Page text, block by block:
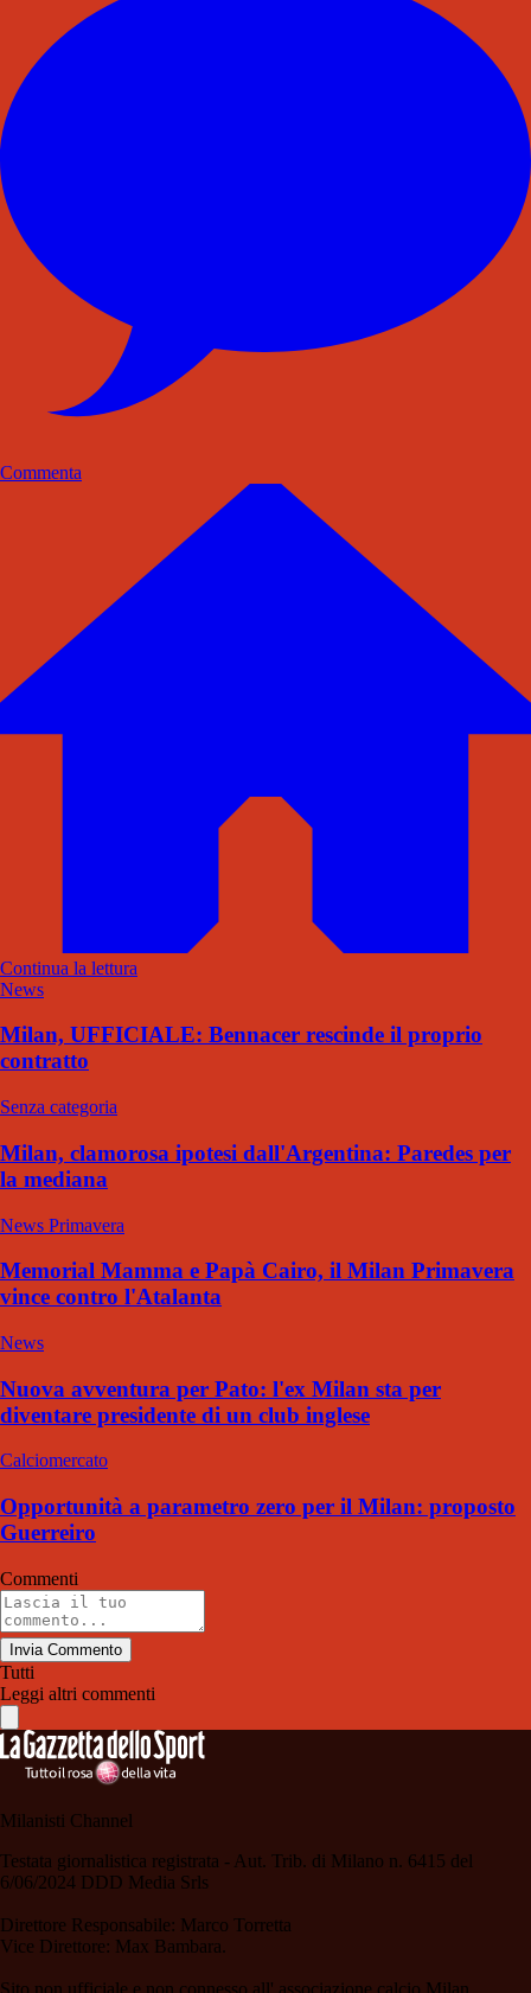
Commenta
Continua la lettura
News
Milan, UFFICIALE: Bennacer rescinde il proprio
contratto
Senza categoria
Milan, clamorosa ipotesi dall'Argentina: Paredes per
la mediana
News Primavera
Memorial Mamma e Papà Cairo, il Milan Primavera
vince contro l'Atalanta
News
Nuova avventura per Pato: l'ex Milan sta per
diventare presidente di un club inglese
Calciomercato
Opportunità a parametro zero per il Milan: proposto
Guerreiro
Commenti
Invia Commento
Tutti
Leggi altri commenti
Milanisti Channel
Testata giornalistica registrata - Aut. Trib. di Milano n. 6415 del
6/06/2024 DDD Media Srls
Direttore Responsabile: Marco Torretta
Vice Direttore: Max Bambara.
Sito non ufficiale e non connesso all' associazione calcio Milan.